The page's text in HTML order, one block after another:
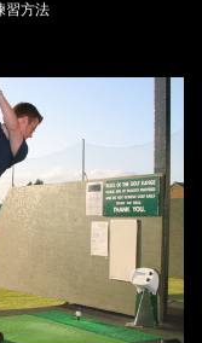
習方法